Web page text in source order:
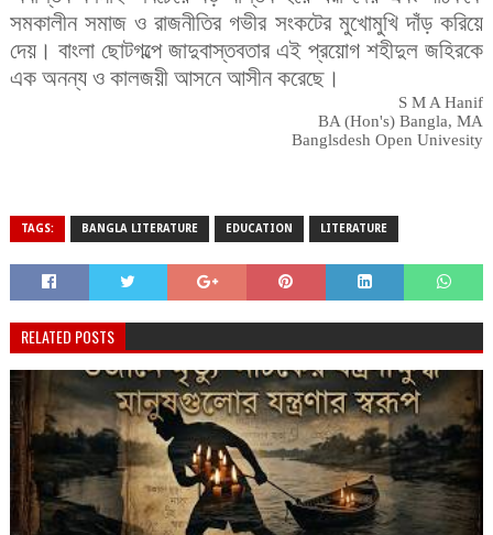
সমকালীন সমাজ ও রাজনীতির গভীর সংকটের মুখোমুখি দাঁড় করিয়ে
দেয়। বাংলা ছোটগল্পে জাদুবাস্তবতার এই প্রয়োগ শহীদুল জহিরকে
এক অনন্য ও কালজয়ী আসনে আসীন করেছে।
S M A Hanif
BA (Hon's) Bangla, MA
Banglsdesh Open Univesity
TAGS: BANGLA LITERATURE EDUCATION LITERATURE
RELATED POSTS